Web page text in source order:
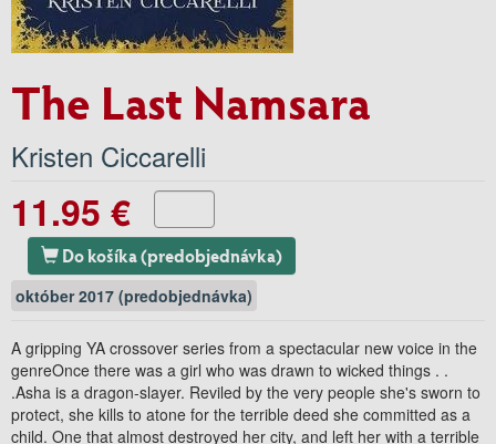
The Last Namsara
Kristen Ciccarelli
11.95 €
Do košíka (predobjednávka)
október 2017 (predobjednávka)
A gripping YA crossover series from a spectacular new voice in the
genreOnce there was a girl who was drawn to wicked things . .
.Asha is a dragon-slayer. Reviled by the very people she's sworn to
protect, she kills to atone for the terrible deed she committed as a
child. One that almost destroyed her city, and left her with a terrible